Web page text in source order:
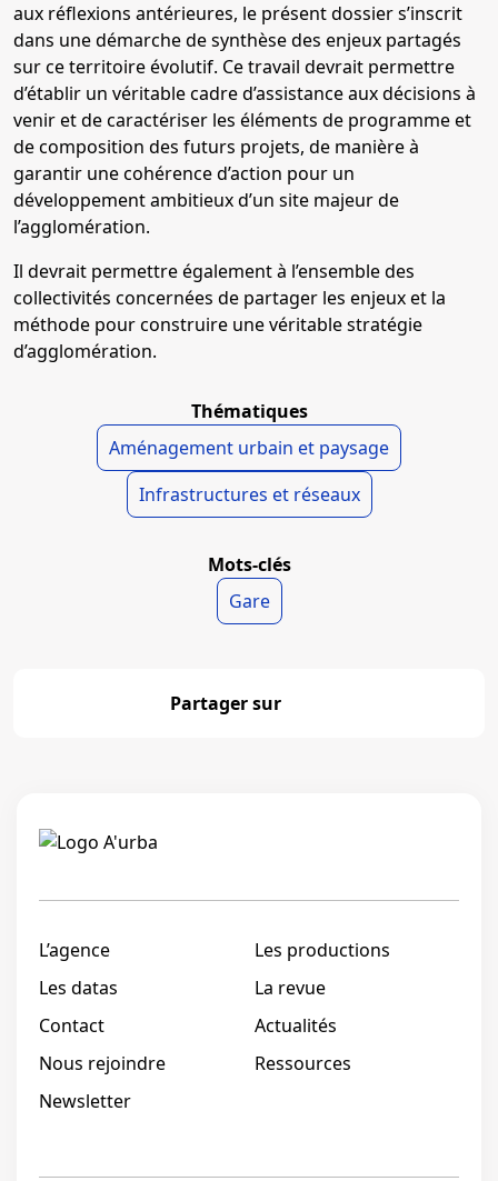
aux réflexions antérieures, le présent dossier s’inscrit
dans une démarche de synthèse des enjeux partagés
sur ce territoire évolutif. Ce travail devrait permettre
d’établir un véritable cadre d’assistance aux décisions à
venir et de caractériser les éléments de programme et
de composition des futurs projets, de manière à
garantir une cohérence d’action pour un
développement ambitieux d’un site majeur de
l’agglomération.
Il devrait permettre également à l’ensemble des
collectivités concernées de partager les enjeux et la
méthode pour construire une véritable stratégie
d’agglomération.
Thématiques
Aménagement urbain et paysage
Infrastructures et réseaux
Mots-clés
Gare
Partager sur
L’agence
Les productions
Les datas
La revue
Contact
Actualités
Nous rejoindre
Ressources
Newsletter